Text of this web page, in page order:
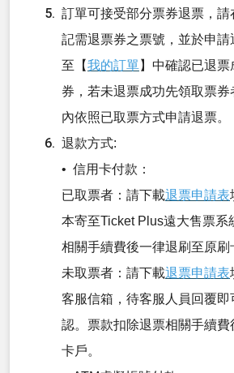
訂單可接受部分票券退票，請
記需退票券之票號，並於申請
至【我的訂單】中確認已退
券，若未退票成功先領取票
內依照已取票方式申請退票。
退款方式:
• 信用卡付款：
已取票者：請下載退票申請表
本寄至Ticket Plus遠大售票系
相關手續費後一律退刷至原刷
未取票者：請下載退票申請表
客服信箱，待客服人員回覆即
認。票款扣除退票相關手續費
卡戶。